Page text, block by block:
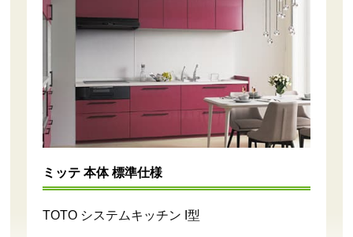
ミッテ 本体 標準仕様
TOTO システムキッチン I型